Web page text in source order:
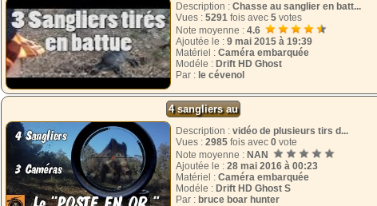
Description : Chasse au sanglier en batt...
Vues : 5291 fois avec 5 votes
Note moyenne : 4.6
Ajoutée le : 9 mai 2015 à 19:39
Matériel : Caméra embarquée
Modéle : Drift HD Ghost
Par : le cévenol
4 sangliers au
Description : vidéo de plusieurs tirs d...
Vues : 2985 fois avec 0 vote
Note moyenne : NAN
Ajoutée le : 28 mai 2016 à 00:23
Matériel : Caméra embarquée
Modéle : Drift HD Ghost S
Par : bruce boar hunter